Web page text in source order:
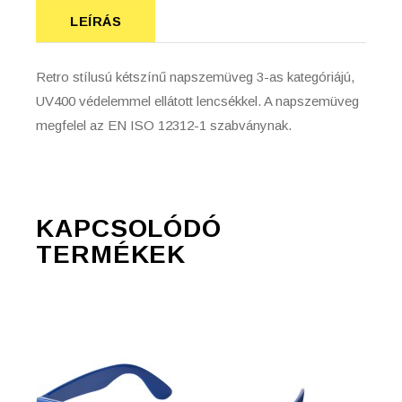
LEÍRÁS
Retro stílusú kétszínű napszemüveg 3-as kategóriájú,
UV400 védelemmel ellátott lencsékkel. A napszemüveg
megfelel az EN ISO 12312-1 szabványnak.
KAPCSOLÓDÓ
TERMÉKEK